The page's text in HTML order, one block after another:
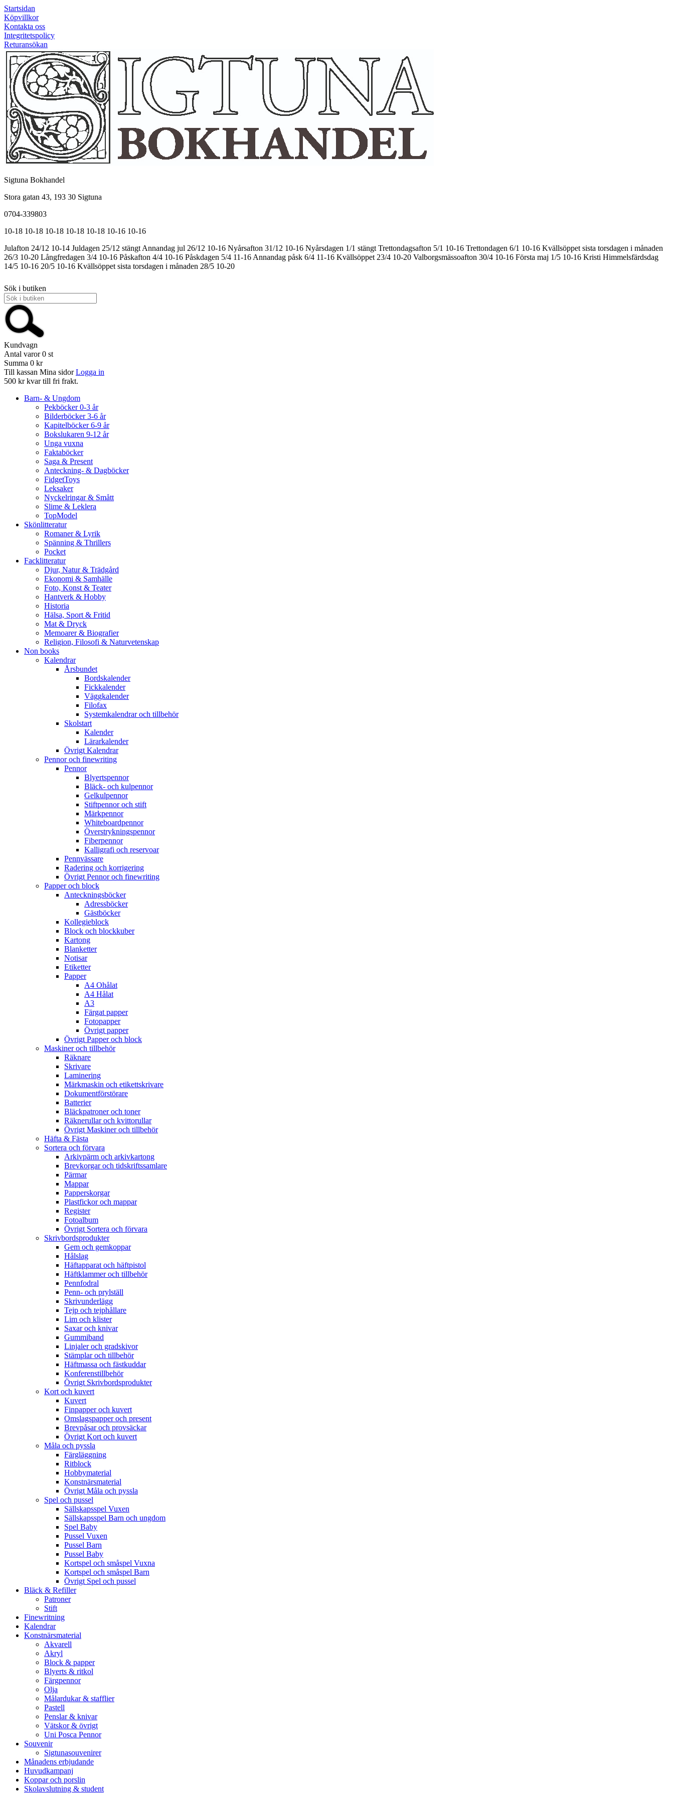
Startsidan
Köpvillkor
Kontakta oss
Integritetspolicy
Returansökan
Sigtuna Bokhandel
Stora gatan 43, 193 30 Sigtuna
0704-339803
10-18 10-18 10-18 10-18 10-18 10-16 10-16
Julafton 24/12 10-14 Juldagen 25/12 stängt Annandag jul 26/12 10-16 Nyårsafton 31/12 10-16 Nyårsdagen 1/1 stängt Trettondagsafton 5/1 10-16 Trettondagen 6/1 10-16 Kvällsöppet sista torsdagen i månaden
26/3 10-20 Långfredagen 3/4 10-16 Påskafton 4/4 10-16 Påskdagen 5/4 11-16 Annandag påsk 6/4 11-16 Kvällsöppet 23/4 10-20 Valborgsmässoafton 30/4 10-16 Första maj 1/5 10-16 Kristi Himmelsfärdsdag
14/5 10-16 20/5 10-16 Kvällsöppet sista torsdagen i månaden 28/5 10-20
Sök i butiken
Kundvagn
Antal varor 0 st
Summa 0 kr
Till kassan Mina sidor Logga in
500 kr kvar till fri frakt.
Barn- & Ungdom
Pekböcker 0-3 år
Bilderböcker 3-6 år
Kapitelböcker 6-9 år
Bokslukaren 9-12 år
Unga vuxna
Faktaböcker
Saga & Present
Anteckning- & Dagböcker
FidgetToys
Leksaker
Nyckelringar & Smått
Slime & Leklera
TopModel
Skönlitteratur
Romaner & Lyrik
Spänning & Thrillers
Pocket
Facklitteratur
Djur, Natur & Trädgård
Ekonomi & Samhälle
Foto, Konst & Teater
Hantverk & Hobby
Historia
Hälsa, Sport & Fritid
Mat & Dryck
Memoarer & Biografier
Religion, Filosofi & Naturvetenskap
Non books
Kalendrar
Årsbundet
Bordskalender
Fickkalender
Väggkalender
Filofax
Systemkalendrar och tillbehör
Skolstart
Kalender
Lärarkalender
Övrigt Kalendrar
Pennor och finewriting
Pennor
Blyertspennor
Bläck- och kulpennor
Gelkulpennor
Stiftpennor och stift
Märkpennor
Whiteboardpennor
Överstrykningspennor
Fiberpennor
Kalligrafi och reservoar
Pennvässare
Radering och korrigering
Övrigt Pennor och finewriting
Papper och block
Anteckningsböcker
Adressböcker
Gästböcker
Kollegieblock
Block och blockkuber
Kartong
Blanketter
Notisar
Etiketter
Papper
A4 Ohålat
A4 Hålat
A3
Färgat papper
Fotopapper
Övrigt papper
Övrigt Papper och block
Maskiner och tillbehör
Räknare
Skrivare
Laminering
Märkmaskin och etikettskrivare
Dokumentförstörare
Batterier
Bläckpatroner och toner
Räknerullar och kvittorullar
Övrigt Maskiner och tillbehör
Häfta & Fästa
Sortera och förvara
Arkivpärm och arkivkartong
Brevkorgar och tidskriftssamlare
Pärmar
Mappar
Papperskorgar
Plastfickor och mappar
Register
Fotoalbum
Övrigt Sortera och förvara
Skrivbordsprodukter
Gem och gemkoppar
Hålslag
Häftapparat och häftpistol
Häftklammer och tillbehör
Pennfodral
Penn- och prylställ
Skrivunderlägg
Tejp och tejphållare
Lim och klister
Saxar och knivar
Gummiband
Linjaler och gradskivor
Stämplar och tillbehör
Häftmassa och fästkuddar
Konferenstillbehör
Övrigt Skrivbordsprodukter
Kort och kuvert
Kuvert
Finpapper och kuvert
Omslagspapper och present
Brevpåsar och provsäckar
Övrigt Kort och kuvert
Måla och pyssla
Färgläggning
Ritblock
Hobbymaterial
Konstnärsmaterial
Övrigt Måla och pyssla
Spel och pussel
Sällskapsspel Vuxen
Sällskapsspel Barn och ungdom
Spel Baby
Pussel Vuxen
Pussel Barn
Pussel Baby
Kortspel och småspel Vuxna
Kortspel och småspel Barn
Övrigt Spel och pussel
Bläck & Refiller
Patroner
Stift
Finewritning
Kalendrar
Konstnärsmaterial
Akvarell
Akryl
Block & papper
Blyerts & ritkol
Färgpennor
Olja
Målardukar & stafflier
Pastell
Penslar & knivar
Vätskor & övrigt
Uni Posca Pennor
Souvenir
Sigtunasouvenirer
Månadens erbjudande
Huvudkampanj
Koppar och porslin
Skolavslutning & student